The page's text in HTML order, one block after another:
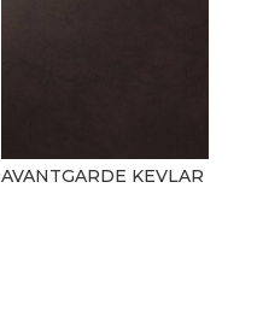
AVANTGARDE KEVLAR